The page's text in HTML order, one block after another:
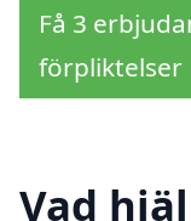
Få 3
förpliktelser
Vad